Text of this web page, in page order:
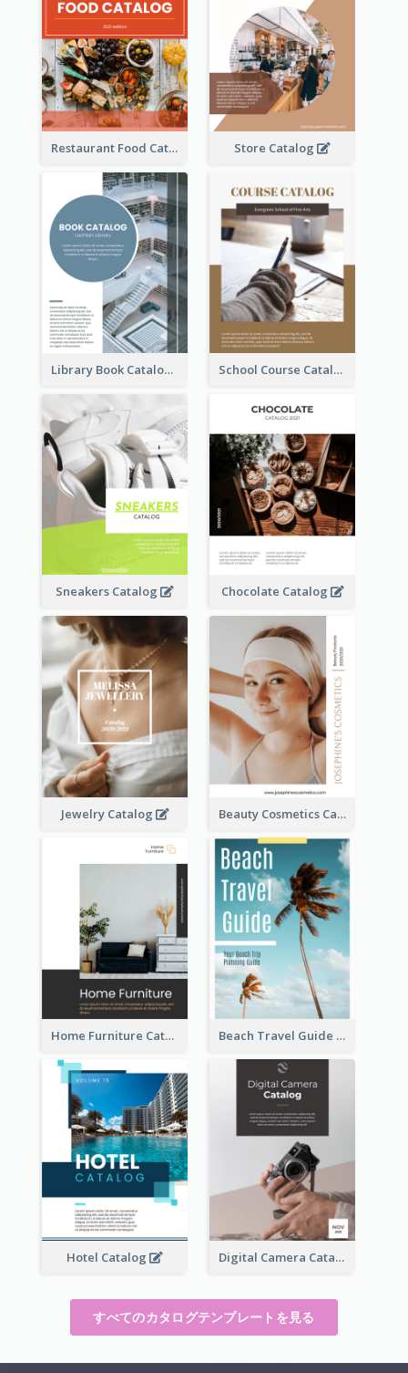
Restaurant Food Catalog Store Catalog
Library Book Catalog School Course Catalog
Sneakers Catalog Chocolate Catalog
Jewelry Catalog Beauty Cosmetics Catalog
Home Furniture Catalog Beach Travel Guide
Hotel Catalog Digital Camera Catalog
すべてのカタログテンプレートを見る